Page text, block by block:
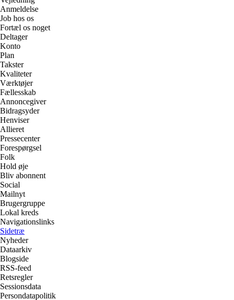
Anmeldelse
Job hos os
Fortæl os noget
Deltager
Konto
Plan
Takster
Kvaliteter
Værktøjer
Fællesskab
Annoncegiver
Bidragsyder
Henviser
Allieret
Pressecenter
Forespørgsel
Folk
Hold øje
Bliv abonnent
Social
Mailnyt
Brugergruppe
Lokal kreds
Navigationslinks
Sidetræ
Nyheder
Dataarkiv
Blogside
RSS-feed
Retsregler
Sessionsdata
Persondatapolitik